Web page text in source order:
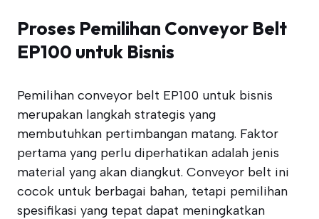
Proses Pemilihan Conveyor Belt
EP100 untuk Bisnis
Pemilihan conveyor belt EP100 untuk bisnis
merupakan langkah strategis yang
membutuhkan pertimbangan matang. Faktor
pertama yang perlu diperhatikan adalah jenis
material yang akan diangkut. Conveyor belt ini
cocok untuk berbagai bahan, tetapi pemilihan
spesifikasi yang tepat dapat meningkatkan